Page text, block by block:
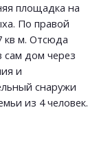
площадка на
По правой
кв м. Отсюда
сам дом через
и
снаружи
из 4 человек.